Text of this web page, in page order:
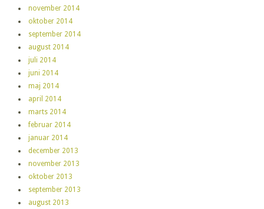
november 2014
oktober 2014
september 2014
august 2014
juli 2014
juni 2014
maj 2014
april 2014
marts 2014
februar 2014
januar 2014
december 2013
november 2013
oktober 2013
september 2013
august 2013